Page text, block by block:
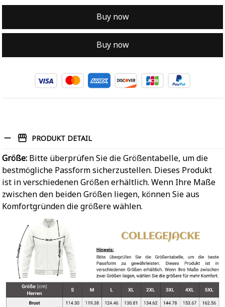
Buy now
Buy now
PRODUKT DETAIL
Größe: Bitte überprüfen Sie die Größentabelle, um die
bestmögliche Passform sicherzustellen. Dieses Produkt
ist in verschiedenen Größen erhältlich. Wenn Ihre Maße
zwischen den beiden Größen liegen, können Sie aus
Komfortgründen die größere wählen.